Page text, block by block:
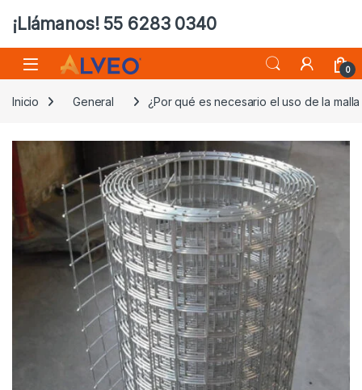
¡Llámanos! 55 6283 0340
0
Inicio General ¿Por qué es necesario el uso de la